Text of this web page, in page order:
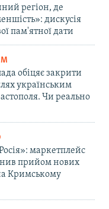
регіон, де
дискусія
пам'ятної дати
обіцяє закрити
українським
Чи реально
маркетплейс
прийом нових
Кримському